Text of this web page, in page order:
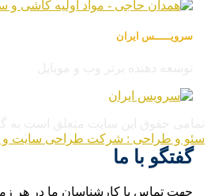
سرویـــــس ایران
و طراحی : شرکت طراحی سایت و
گفتگو با ما
جهت تماس با کارشناسان ما در هر زمان